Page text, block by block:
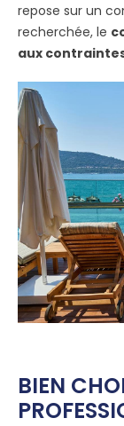
repose sur un
recherchée, le
aux
BIEN